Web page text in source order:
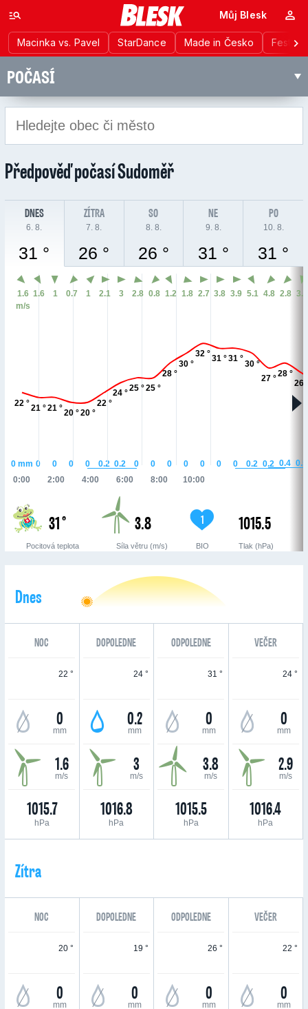
Macinka vs. Pavel StarDance Made in Česko
Můj Blesk
POČASÍ
Předpověď počasíSudoměř
DNES
6. 8.
31 °
ZÍTRA
7. 8.
26 °
SO
8. 8.
26 °
NE
9. 8.
31 °
PO
10. 8.
31 °
22 °
21 °21 °
20 °20 °
22 °
24 °
25 °25 °
28 °
30 °
32 °
31 °31 °
30 °
27 °
28 °
26
0:00 2:00 4:00 6:00 8:00 10:00
0mm 0 0 0 0 0.2 0.2 0 0 0 0 0 0 0 0.2 0.2 0.4 0.5
1.6
m/s
1.6 1 0.7 1 2.1 3 2.8 0.8 1.2 1.8 2.7 3.8 3.9 5.1 4.8 2.8 3.2
31 °
Pocitová teplota
3.8
Síla větru (m/s)
1
BIO
1015.5
Tlak (hPa)
Dnes
NOC DOPOLEDNE ODPOLEDNE VEČER
22 °
0
mm
1.6
m/s
1015.7
hPa
24 °
0.2
mm
3
m/s
1016.8
hPa
31 °
0
mm
3.8
m/s
1015.5
hPa
24 °
0
mm
2.9
m/s
1016.4
hPa
Zítra
NOC DOPOLEDNE ODPOLEDNE VEČER
20 °
0
mm
19 °
0
mm
26 °
0
mm
22 °
0
mm